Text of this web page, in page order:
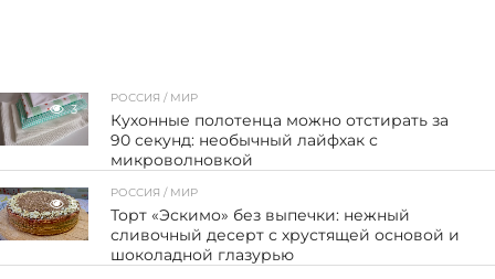
3
РОССИЯ / МИР
Кухонные полотенца можно отстирать за
90 секунд: необычный лайфхак с
микроволновкой
5
РОССИЯ / МИР
Торт «Эскимо» без выпечки: нежный
сливочный десерт с хрустящей основой и
шоколадной глазурью